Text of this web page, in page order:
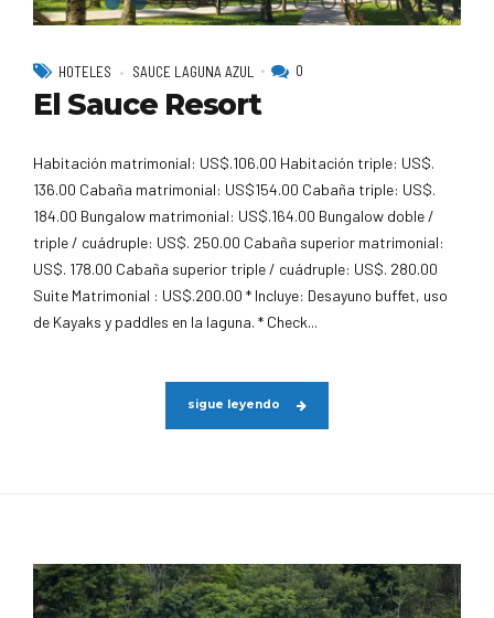
HOTELES SAUCE LAGUNA AZUL 0
El Sauce Resort
Habitación matrimonial: US$.106.00 Habitación triple: US$.
136.00 Cabaña matrimonial: US$154.00 Cabaña triple: US$.
184.00 Bungalow matrimonial: US$.164.00 Bungalow doble /
triple / cuádruple: US$. 250.00 Cabaña superior matrimonial:
US$. 178.00 Cabaña superior triple / cuádruple: US$. 280.00
Suite Matrimonial : US$.200.00 * Incluye: Desayuno buffet, uso
de Kayaks y paddles en la laguna. * Check...
sigue leyendo